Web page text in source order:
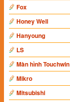
Fox
Honey Well
Hanyoung
LS
Màn hình Touchwin
Mikro
Mitsubishi